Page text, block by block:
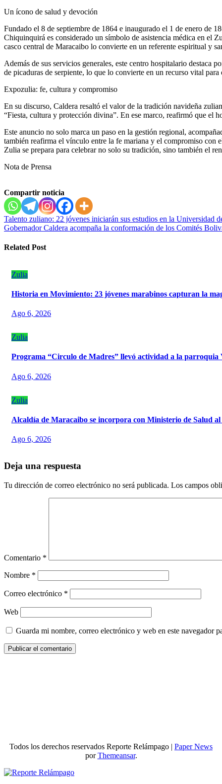
Un ícono de salud y devoción
Fundado el 8 de septiembre de 1864 e inaugurado el 1 de enero de
Chiquinquirá es considerado un símbolo de asistencia médica en el
casco central de Maracaibo lo convierte en un referente espiritual y
Además de sus servicios generales, este centro hospitalario destaca
de picaduras de serpiente, lo que lo convierte en un recurso vital
Expozulia: fe, cultura y compromiso
En su discurso, Caldera resaltó el valor de la tradición navideña
“Fiesta, cultura y protección divina”. En ese marco, reafirmó que el
Este anuncio no solo marca un paso en la gestión regional,
también reafirma el vínculo entre la fe mariana y el compromiso con
Zulia se prepara para celebrar no solo su tradición, sino también el
Nota de Prensa
Compartir noticia
Navegación
de
entradas
Talento zuliano: 22 jóvenes iniciarán sus estudios en la Universidad
Gobernador Caldera acompaña la conformación de los Comités
Related Post
Zulia
Historia en Movimiento: 23 jóvenes marabinos capturan la
Ago 6, 2026
Zulia
Programa “Circulo de Madres” llevó actividad a la parroquia
Ago 6, 2026
Zulia
Alcaldía de Maracaibo se incorpora con Ministerio de Salud
Ago 6, 2026
Deja una respuesta
Tu dirección de correo electrónico no será publicada. Los campos
Comentario *
Nombre *
Correo electrónico *
Web
Guarda mi nombre, correo electrónico y web en este navegador
Todos los derechos reservados Reporte Relámpago | Paper News
porThemeansar.